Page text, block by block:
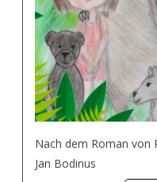
Nach dem Roman von
Jan Bodinus